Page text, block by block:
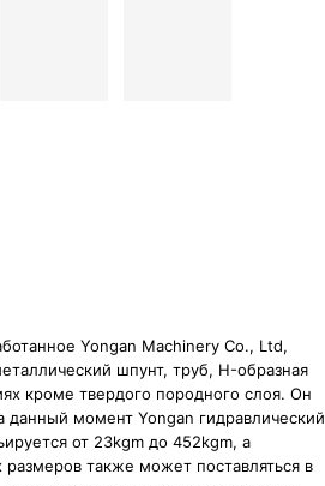
Yongan Machinery Co., Ltd,
шпунт, труб, H-образная
кроме твердого породного слоя. Он
момент Yongan гидравлический
от 23kgm до 452kgm, а
также может поставляться в